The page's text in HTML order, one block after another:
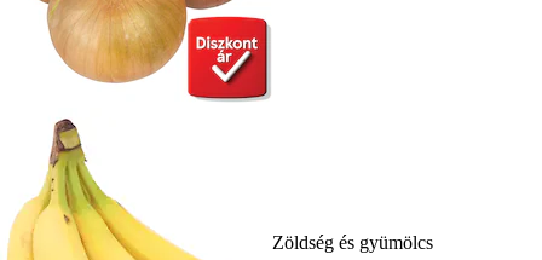
Zöldség és gyümölcs